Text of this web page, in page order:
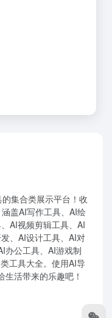
集合类展示平台！收
盖AI写作工具、AI绘
AI视频剪辑工具、AI
、AI设计工具、AI对
办公工具、AI游戏制
工具大全。使用AI导
活带来的乐趣吧！